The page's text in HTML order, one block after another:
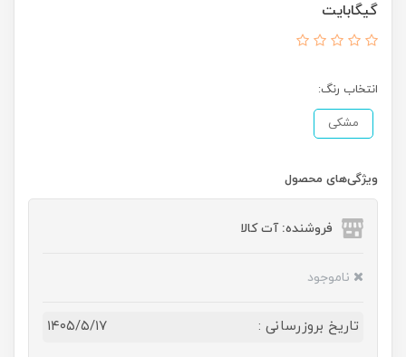
گیگابایت
انتخاب رنگ:
مشکی
ویژگی‌های محصول
فروشنده: آت کالا
ناموجود
تاریخ بروزرسانی : ۱۴۰۵/۵/۱۷